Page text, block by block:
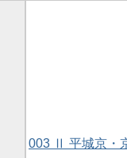
003 Ⅱ 平城京・